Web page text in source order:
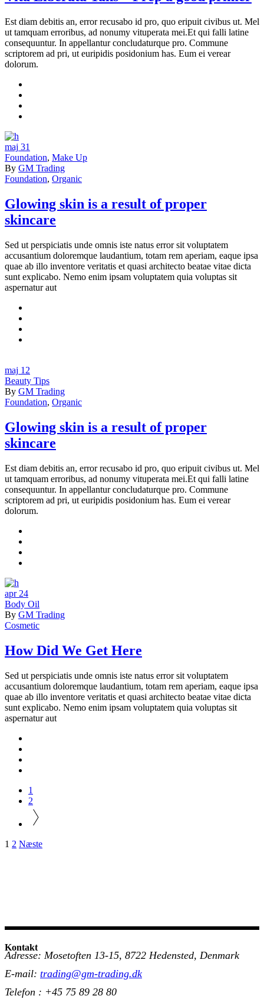
Est diam debitis an, error recusabo id pro, quo eripuit civibus ut. Mel
ut tamquam erroribus, ad nonumy vituperata mei.Et qui falli latine
consequuntur. In appellantur concludaturque pro. Commune
scriptorem ad pri, ut euripidis posidonium has. Eum ei verear
dolorum.
maj 31
Foundation, Make Up
By GM Trading
Foundation, Organic
Glowing skin is a result of proper
skincare
Sed ut perspiciatis unde omnis iste natus error sit voluptatem
accusantium doloremque laudantium, totam rem aperiam, eaque ipsa
quae ab illo inventore veritatis et quasi architecto beatae vitae dicta
sunt explicabo. Nemo enim ipsam voluptatem quia voluptas sit
aspernatur aut
maj 12
Beauty Tips
By GM Trading
Foundation, Organic
Glowing skin is a result of proper
skincare
Est diam debitis an, error recusabo id pro, quo eripuit civibus ut. Mel
ut tamquam erroribus, ad nonumy vituperata mei.Et qui falli latine
consequuntur. In appellantur concludaturque pro. Commune
scriptorem ad pri, ut euripidis posidonium has. Eum ei verear
dolorum.
apr 24
Body Oil
By GM Trading
Cosmetic
How Did We Get Here
Sed ut perspiciatis unde omnis iste natus error sit voluptatem
accusantium doloremque laudantium, totam rem aperiam, eaque ipsa
quae ab illo inventore veritatis et quasi architecto beatae vitae dicta
sunt explicabo. Nemo enim ipsam voluptatem quia voluptas sit
aspernatur aut
1
2
Indlægsinddeling
1 2 Næste
Kontakt
Adresse: Mosetoften 13-15, 8722 Hedensted, Denmark
E-mail: trading@gm-trading.dk
Telefon : +45 75 89 28 80